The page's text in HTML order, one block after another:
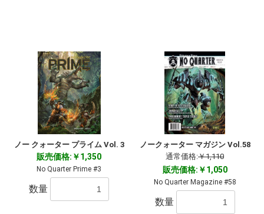
ノー クォーター プライム Vol. 3
販売価格:￥1,350
No Quarter Prime #3
数量
ノークォーター マガジン Vol.58
通常価格:￥1,110
販売価格:￥1,050
No Quarter Magazine #58
数量